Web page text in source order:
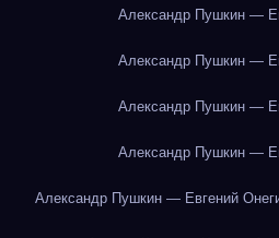
Александр Пушкин —
Александр Пушкин —
Александр Пушкин —
Александр Пушкин —
Александр Пушкин — Евгений